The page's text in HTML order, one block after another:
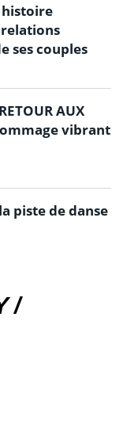
ses couples
AUX
vibrant
piste de danse
/